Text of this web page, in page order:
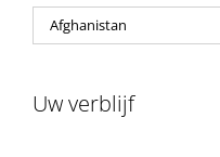
Uw verblijf